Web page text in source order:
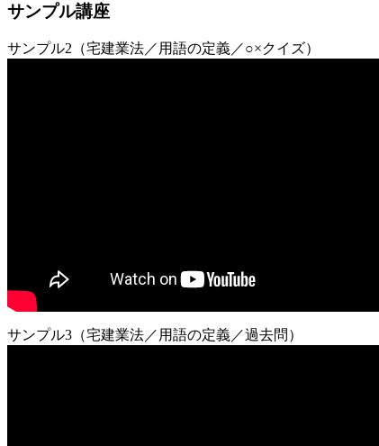
サンプル講座
サンプル2（宅建業法／用語の定義／○×クイズ）
サンプル3（宅建業法／用語の定義／過去問）